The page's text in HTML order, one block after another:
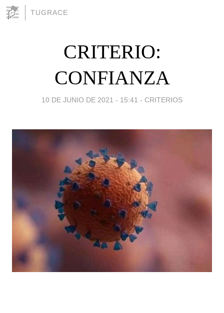
TUGRACE
CRITERIO:
CONFIANZA
10 DE JUNIO DE 2021 - 15:41 - CRITERIOS